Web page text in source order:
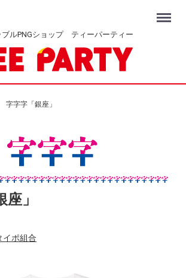
ブルPNGショップ ティーパーティー
Menu
字字字「銀座」
」
イポ組合